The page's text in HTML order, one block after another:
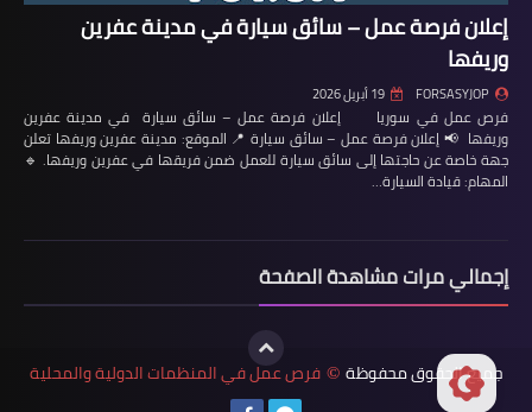
إعلان فرصة عمل – سائق سيارة في مدينة عفرين
وريفها
FORSASYJOP 19 أبريل 2026
فرص عمل في سوريا إعلان فرصة عمل – سائق سيارة في مدينة عفرين
وريفها 📢 إعلان فرصة عمل – سائق سيارة 📍 الموقع: مدينة عفرين وريفها تعلن
جهة خاصة عن حاجتها إلى سائق سيارة للعمل ضمن فريقها في عفرين وريفها. 🔹
المهام: قيادة السيارة…
إجمالي مرات مشاهدة الصفحة
جميع الحقوق محفوظة © فرص عمل في المنظمات الدولية والمحلية